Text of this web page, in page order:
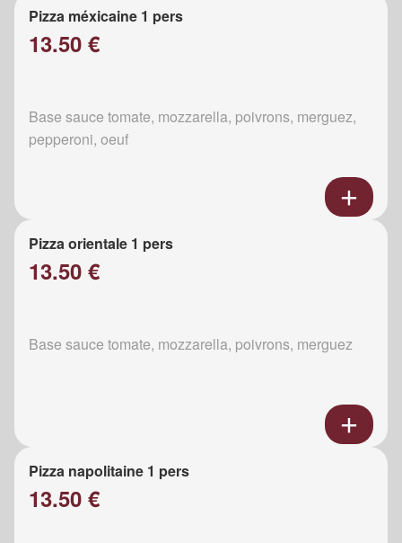
Pizza méxicaine 1 pers
13.50 €
Base sauce tomate, mozzarella, poivrons, merguez,
pepperoni, oeuf
Pizza orientale 1 pers
13.50 €
Base sauce tomate, mozzarella, poivrons, merguez
Pizza napolitaine 1 pers
13.50 €